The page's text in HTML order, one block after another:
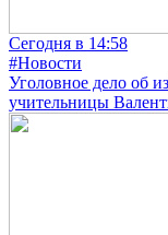
Сегодня в 14:58
#Новости
Уголовное дело об
учительницы